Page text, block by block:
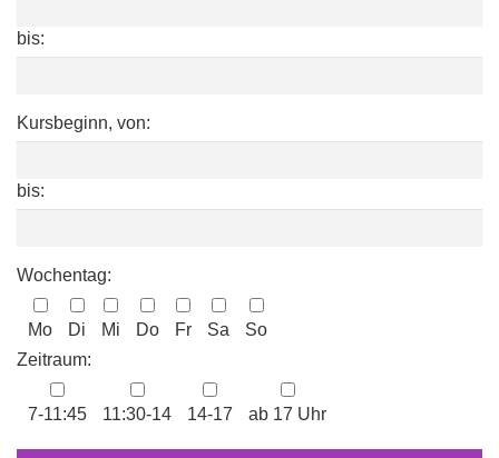
bis:
Kursbeginn, von:
bis:
Wochentag:
Mo Di Mi Do Fr Sa
So
Zeitraum:
7-11:45 11:30-14 14-17 ab 17 Uhr